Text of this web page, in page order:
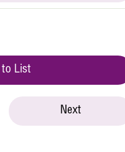
to List
Next